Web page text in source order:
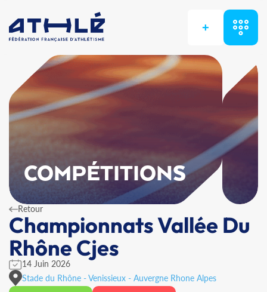
+
COMPÉTITIONS
Retour
Championnats Vallée Du
Rhône Cjes
14 Juin 2026
Stade du Rhône - Venissieux - Auvergne Rhone Alpes